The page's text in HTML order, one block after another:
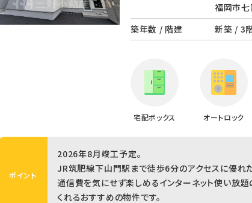
福岡市
築年数 / 階建
新築 / 3
宅配ボックス オートロック
ポイント
2026年8月竣工予定。
JR筑肥線下山門駅まで徒歩6分のアクセスに優れ
通信費を気にせず楽しめるインターネット使い放
くれるおすすめの物件です。